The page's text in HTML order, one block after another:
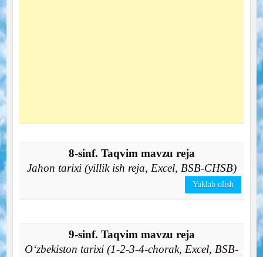
8-sinf. Taqvim mavzu reja
Jahon tarixi (yillik ish reja, Excel, BSB-CHSB)
Yuklab olish
9-sinf. Taqvim mavzu reja
O‘zbekiston tarixi (1-2-3-4-chorak, Excel, BSB-